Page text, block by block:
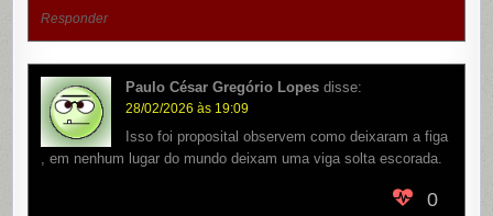
Responder
Paulo César Gregório Lopes disse:
28/02/2026 às 19:09
Isso foi proposital observem como deixaram a figa
, em nenhum lugar do mundo deixam uma viga solta escorada.
0